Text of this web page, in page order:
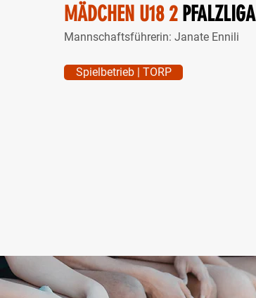
MÄDCHEN U18 2 PFALZLIGA
Mannschaftsführerin: Janate Ennili
Spielbetrieb | TORP